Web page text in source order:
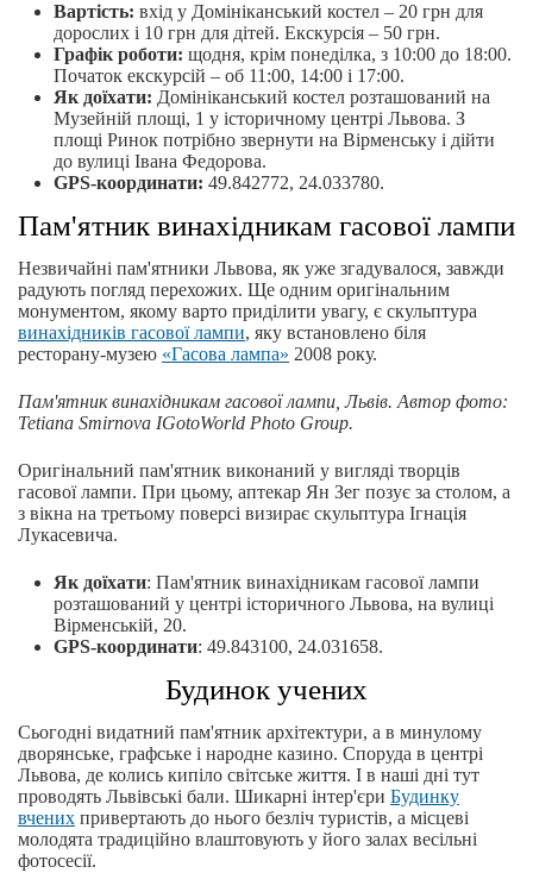
Вартість: вхід у Домініканський костел – 20 грн для
дорослих і 10 грн для дітей. Екскурсія – 50 грн.
Графік роботи: щодня, крім понеділка, з 10:00 до 18:00.
Початок екскурсій – об 11:00, 14:00 і 17:00.
Як доїхати: Домініканський костел розташований на
Музейній площі, 1 у історичному центрі Львова. З
площі Ринок потрібно звернути на Вірменську і дійти
до вулиці Івана Федорова.
GPS-координати: 49.842772, 24.033780.
Пам'ятник винахідникам гасової лампи
Незвичайні пам'ятники Львова, як уже згадувалося, завжди
радують погляд перехожих. Ще одним оригінальним
монументом, якому варто приділити увагу, є скульптура
винахідників гасової лампи, яку встановлено біля
ресторану-музею «Гасова лампа» 2008 року.
Пам'ятник винахідникам гасової лампи, Львів. Автор фото:
Tetiana Smirnova IGotoWorld Photo Group.
Оригінальний пам'ятник виконаний у вигляді творців
гасової лампи. При цьому, аптекар Ян Зег позує за столом, а
з вікна на третьому поверсі визирає скульптура Ігнація
Лукасевича.
Як доїхати: Пам'ятник винахідникам гасової лампи
розташований у центрі історичного Львова, на вулиці
Вірменській, 20.
GPS-координати: 49.843100, 24.031658.
Будинок учених
Сьогодні видатний пам'ятник архітектури, а в минулому
дворянське, графське і народне казино. Споруда в центрі
Львова, де колись кипіло світське життя. І в наші дні тут
проводять Львівські бали. Шикарні інтер'єри Будинку
вчених привертають до нього безліч туристів, а місцеві
молодята традиційно влаштовують у його залах весільні
фотосесії.